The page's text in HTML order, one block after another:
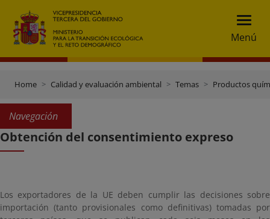
Menú
Home Calidad y evaluación ambiental Temas Productos
Navegación
Obtención del consentimiento expreso
Los exportadores de la UE deben cumplir las decisiones sobre
importación (tanto provisionales como definitivas) tomadas por